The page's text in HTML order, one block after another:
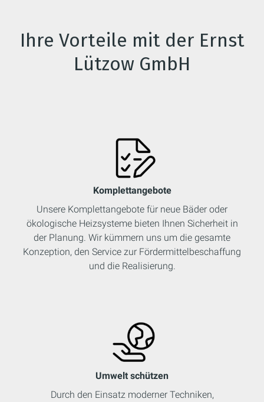
Ihre Vorteile mit der Ernst
Lützow GmbH
Komplettangebote
Unsere Komplettangebote für neue Bäder oder
ökologische Heizsysteme bieten Ihnen Sicherheit in
der Planung. Wir kümmern uns um die gesamte
Konzeption, den Service zur Fördermittelbeschaffung
und die Realisierung.
Umwelt schützen
Durch den Einsatz moderner Techniken,